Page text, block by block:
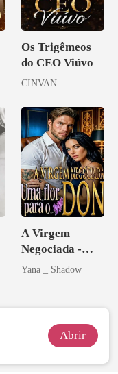
Os Trigêmeos
do CEO Viúvo
CINVAN
A Virgem
Negociada -
Uma flor para o
Yana _ Shadow
Abrir